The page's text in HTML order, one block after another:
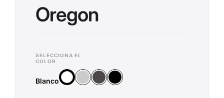
Oregon
SELECCIONA EL
COLOR
Blanco
BlancoPlataAntracitaNegro